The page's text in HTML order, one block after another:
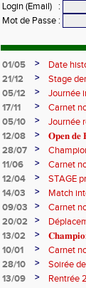
Login (Email)
:
Mot de Passe :
01/05 >
Date
21/12
>
Stage
05/12
>
Journée
17/11
>
Carnet
05/10
>
Journée
12/08
>
𝐎𝐩𝐞𝐧 𝐝𝐞
28/07
>
11/06
>
Carnet
12/04
>
STAGE
14/03
>
Match
09/03
>
Carnet
20/02
>
13/02
>
10/01
> Carnet
28/10 >
Soirée
13/09
>
Rentrée